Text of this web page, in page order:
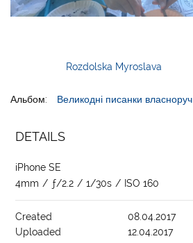
Rozdolska Myroslava
Альбом: Великодні писанки власноруч
DETAILS
iPhone SE
4mm / ƒ/2.2 / 1/30s / ISO 160
Created
08.04.2017
Uploaded
12.04.2017